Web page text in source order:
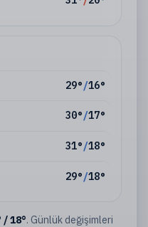
29°/16°
30°/17°
31°/18°
29°/18°
/18°. Günlük değişimleri